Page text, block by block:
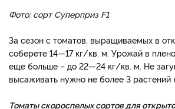
Фото: сорт Суперприз F1
За сезон с томатов, выращиваемых в
соберете 14—17 кг/кв. м. Урожай в
еще больше – до 22—24 кг/кв. м. Не
высаживать нужно не более 3 растений
Томаты скороспелых сортов для